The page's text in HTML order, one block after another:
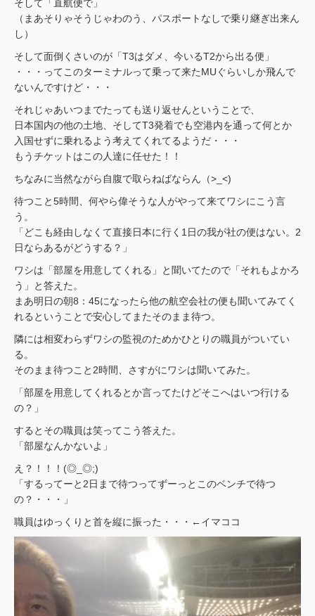
そして「直航便で」
（まあそりゃそうじゃわのう、パスポートなしで乗り継ぎ出来ん
し）
そして面倒くさいのが「T3はダメ、今いるT2から出る便」
・・・ってこのターミナルって乗って来たMUぐらいしか飛んで
ないんですけど・・・
それじゃあいつまでたっても送り返せんということで、
日本国内の他の土地、そしてT3発着でも空港内を通って何とか
入国せずに乗れるよう考えてくれてるようだ・・・
もうチケットはこの人達に任せた！！
ちなみに当然ながら自腹で取らねばならん（>_<)
待つこと5時間、何やら偉そうな人がやって来てワシにこう言
う。
「どこも経由しなくて直接日本に行く1日の我が社の便はない。2
日ならあるがどうする？」
ワシは「部屋を用意してくれる」と聞いてたので「それもよかろ
う」と答えた。
まあ明日の朝8：45になったら他の航空会社の便も聞いてみてく
れるということで安心してまたそのまま待つ。
隣には相変わらずワシの監視のためかひとりの職員がついてい
る。
そのまま待つこと2時間、さすがにワシは聞いてみた。
「部屋を用意してくれるとか言ってたけどそこへはいつ行ける
の？」
するとその職員は笑ってこう答えた。
「部屋なんかないよ」
え？！！！(◎_◎;)
「するってーと2日まで待つってずーっとこのベンチで待つ
の？・・・」
職員はゆっくりと首を縦に振った・・・←イマココ